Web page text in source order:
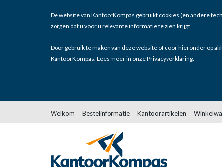
De website van KantoorKompas gebruikt cookies (en andere
zorgen dat u voor u relevante informatie te zien krijgt.
Door gebruik te maken van deze website of door hieronder op
KantoorKompas. Lees meer in onzePrivacyverklaring.
Welkom Bestelinformatie Kantoorartikelen